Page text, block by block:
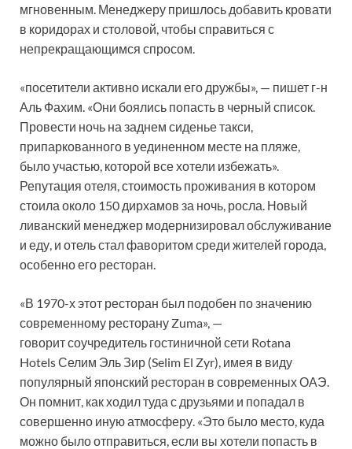
мгновенным. Менеджеру пришлось добавить кровати
в коридорах и столовой, чтобы справиться с
непрекращающимся спросом.
«посетители активно искали его дружбы», — пишет г-н
Аль Фахим. «Они боялись попасть в черный список.
Провести ночь на заднем сиденье такси,
припаркованного в уединенном месте на пляже,
было участью, которой все хотели избежать».
Репутация отеля, стоимость проживания в котором
стоила около 150 дирхамов за ночь, росла. Новый
ливанский менеджер модернизировал обслуживание
и еду, и отель стал фаворитом среди жителей города,
особенно его ресторан.
«В 1970-х этот ресторан был подобен по значению
современному ресторану Zuma», —
говорит соучредитель гостиничной сети Rotana
Hotels Селим Эль Зир (Selim El Zyr), имея в виду
популярный японский ресторан в современных ОАЭ.
Он помнит, как ходил туда с друзьями и попадал в
совершенно иную атмосферу. «Это было место, куда
можно было отправиться, если вы хотели попасть в